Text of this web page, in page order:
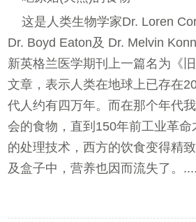
这是人类生物学家Dr. Loren
Dr. Boyd Eaton及 Dr. Melvin
新英格兰医学期刊上一篇名为《
文章，表示人类在地球上已存在
代人约有四万年。而在那个年代
会的食物，直到150年前工业革
的处理技术，西方的饮食变得精
及盒子中，营养也因而流失了。